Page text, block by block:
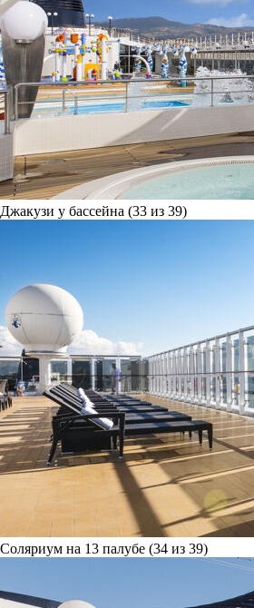
Джакузи у бассейна (33 из 39)
Соляриум на 13 палубе (34 из 39)